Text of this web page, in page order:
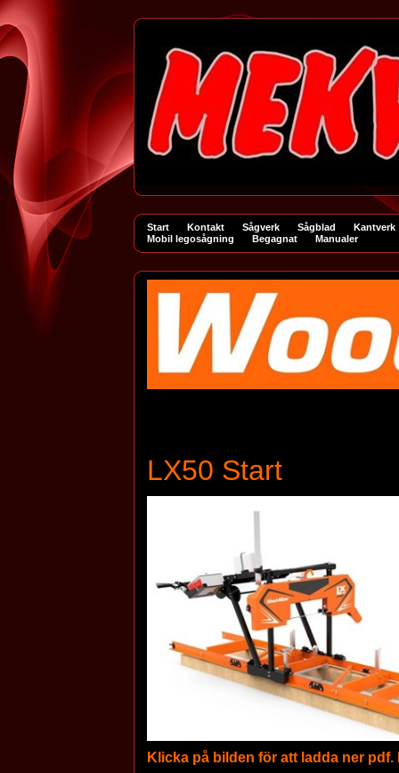
Start Kontakt Sågverk Sågblad
Kantverk
Mobil legosågning
Begagnat Manualer
LX50 Start
Klicka på bilden för att ladda ner pdf.